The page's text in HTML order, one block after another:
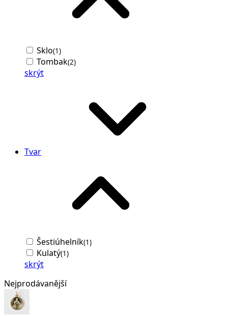
Sklo(1)
Tombak(2)
skrýt
Tvar
Šestiúhelník(1)
Kulatý(1)
skrýt
Nejprodávanější